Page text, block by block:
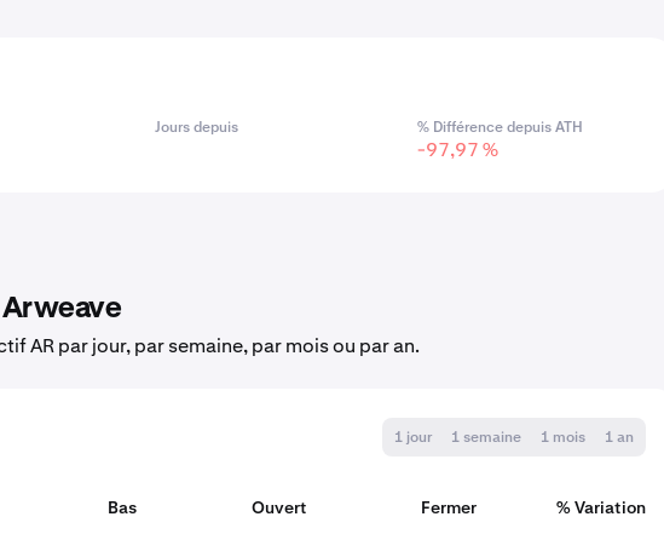
Jours depuis % Différence depuis ATH
-97,97 %
Arweave
AR par jour, par semaine, par mois ou par an.
1 jour 1 semaine 1 mois 1 an
Bas Ouvert Fermer
% Variation